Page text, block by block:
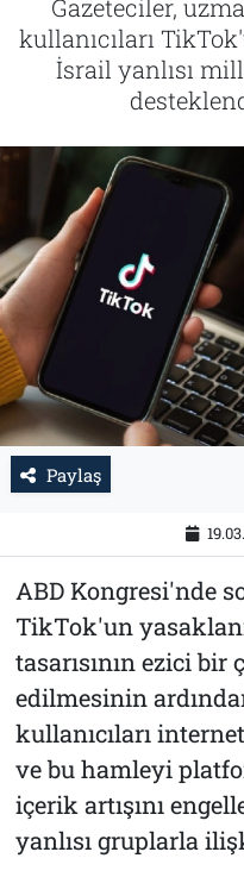
Gazeteciler,
kullanıcıları
İsrail yanlısı
Paylaş
ABD Kongresi'nde
TikTok'un
tasarısının ezici
edilmesinin
kullanıcıları
ve bu hamleyi
içerik artışını
yanlısı gruplarla
Tarih
İletişim
Künye